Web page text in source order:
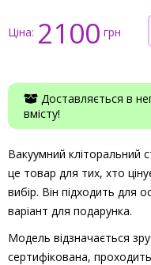
Ціна: 2100 грн
Доставляється в
вмісту!
Вакуумний кліторальний
це товар для тих, хто
вибір. Він підходить для
варіант для подарунка.
Модель відзначається
сертифікована,